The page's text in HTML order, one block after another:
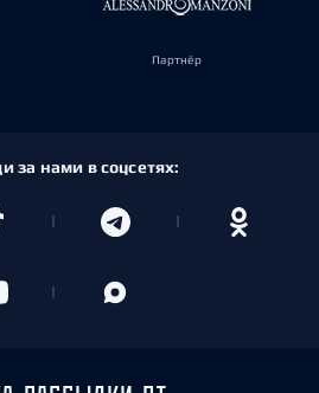
Партнёр
за нами в соцсетях: